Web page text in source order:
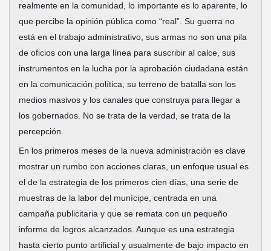
realmente en la comunidad, lo importante es lo aparente, lo
que percibe la opinión pública como “real”. Su guerra no
está en el trabajo administrativo, sus armas no son una pila
de oficios con una larga línea para suscribir al calce, sus
instrumentos en la lucha por la aprobación ciudadana están
en la comunicación política, su terreno de batalla son los
medios masivos y los canales que construya para llegar a
los gobernados. No se trata de la verdad, se trata de la
percepción.
En los primeros meses de la nueva administración es clave
mostrar un rumbo con acciones claras, un enfoque usual es
el de la estrategia de los primeros cien días, una serie de
muestras de la labor del munícipe, centrada en una
campaña publicitaria y que se remata con un pequeño
informe de logros alcanzados. Aunque es una estrategia
hasta cierto punto artificial y usualmente de bajo impacto en